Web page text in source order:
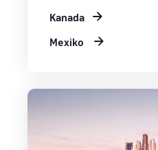
Kanada
Mexiko